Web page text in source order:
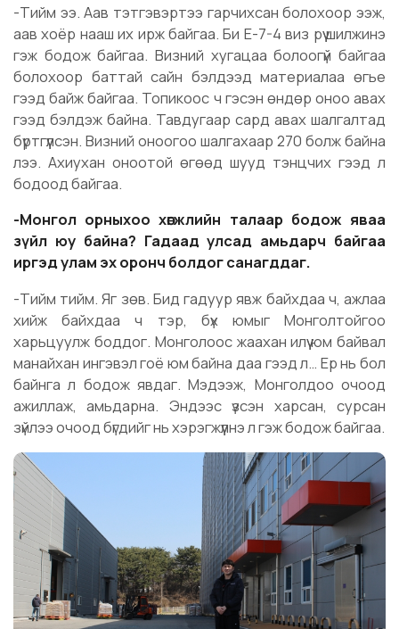
-Тийм ээ. Аав тэтгэвэртээ гарчихсан болохоор ээж,
аав хоёр нааш их ирж байгаа. Би Е-7-4 виз рүү шилжинэ
гэж бодож байгаа. Визний хугацаа болоогүй байгаа
болохоор баттай сайн бэлдээд материалаа өгье
гээд байж байгаа. Топикоос ч гэсэн өндөр оноо авах
гээд бэлдэж байна. Тавдугаар сард авах шалгалтад
бүртгүүлсэн. Визний оноогоо шалгахаар 270 болж байна
лээ. Ахиухан оноотой өгөөд шууд тэнцчих гээд л
бодоод байгаа.
-Монгол орныхоо хөгжлийн талаар бодож яваа
зүйл юу байна? Гадаад улсад амьдарч байгаа
иргэд улам эх оронч болдог санагддаг.
-Тийм тийм. Яг зөв. Бид гадуур явж байхдаа ч, ажлаа
хийж байхдаа ч тэр, бүх юмыг Монголтойгоо
харьцуулж боддог. Монголоос жаахан илүү юм байвал
манайхан ингэвэл гоё юм байна даа гээд л… Ер нь бол
байнга л бодож явдаг. Мэдээж, Монголдоо очоод
ажиллаж, амьдарна. Эндээс үзсэн харсан, сурсан
зүйлээ очоод бүгдийг нь хэрэгжүүлнэ л гэж бодож байгаа.